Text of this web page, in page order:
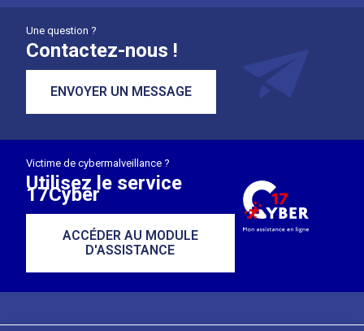
Une question ?
Contactez-nous !
ENVOYER UN MESSAGE
Victime de cybermalveillance ?
Utilisez le service
17Cyber
ACCÉDER AU MODULE
D'ASSISTANCE